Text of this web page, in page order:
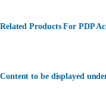
Related Products For PDP
Content to be displayed